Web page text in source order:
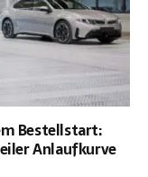
Bestellstart:
Anlaufkurve